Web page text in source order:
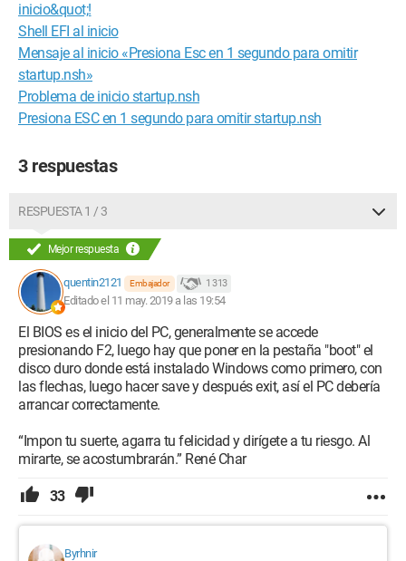
¿Tienen alguna idea de qué hacer? He leído sobre el BIOS,
pero realmente no sé qué hacer ni dónde mirar... sólo sé que
para acceder, debo presionar varias veces la tecla ''supr''
¿Podrían ayudarme, por favor?
¡Les agradezco muchísimo de antemano!
inicio&quot;!
Shell EFI al inicio
Mensaje al inicio «Presiona Esc en 1 segundo para omitir
startup.nsh»
Problema de inicio startup.nsh
Presiona ESC en 1 segundo para omitir startup.nsh
3 respuestas
RESPUESTA 1 / 3
Mejor respuesta
quentin2121 Embajador 1 313
Editado el 11 may. 2019 a las 19:54
El BIOS es el inicio del PC, generalmente se accede
presionando F2, luego hay que poner en la pestaña "boot" el
disco duro donde está instalado Windows como primero, con
las flechas, luego hacer save y después exit, así el PC debería
arrancar correctamente.
“Impon tu suerte, agarra tu felicidad y dirígete a tu riesgo. Al
mirarte, se acostumbrarán.” René Char
33
Byrhnir